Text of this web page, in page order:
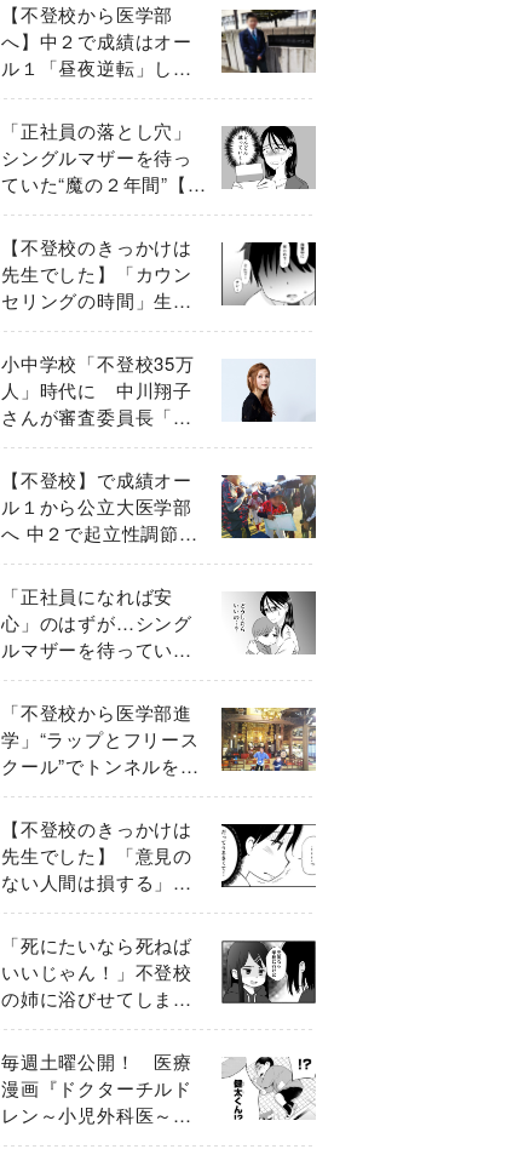
【不登校から医学部
へ】中２で成績はオー
ル１「昼夜逆転」した
わが子を”夜遊び”に連れ
出した母の気づき
「正社員の落とし穴」
シングルマザーを待っ
ていた“魔の２年間”【後
編】
【不登校のきっかけは
先生でした】「カウン
セリングの時間」生徒
の情報をバラしたの
は…《第２話》
小中学校「不登校35万
人」時代に 中川翔子
さんが審査委員長「不
登校生動画甲子園
2026」が開催
【不登校】で成績オー
ル１から公立大医学部
へ 中２で起立性調節障
害「治るまで３年」の
診断 そのとき母は
「正社員になれば安
心」のはずが…シング
ルマザーを待ってい
た“魔の２年間”【前編】
「不登校から医学部進
学」“ラップとフリース
クール”でトンネルを脱
して高校受験へ〔元野
球少年の実話〕
【不登校のきっかけは
先生でした】「意見の
ない人間は損する」担
任の一言が苦しみに…
《第１話》
「死にたいなら死ねば
いいじゃん！」不登校
の姉に浴びせてしまっ
た言葉【番外編・後
編】
毎週土曜公開！ 医療
漫画『ドクターチルド
レン～小児外科医～』
【Episode.４】